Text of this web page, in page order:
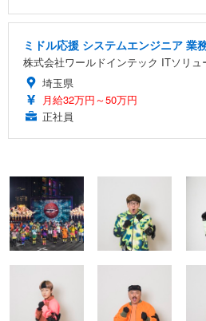
ミドル応援 システムエンジニア 業
株式会社ワールドインテック ITソリュ
埼玉県
月給32万円～50万円
正社員